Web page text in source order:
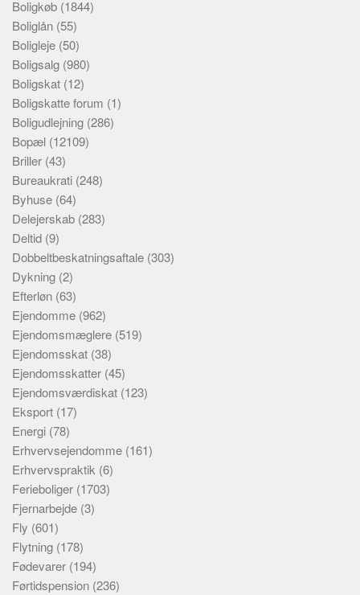
Boligkøb (1844)
Boliglån (55)
Boligleje (50)
Boligsalg (980)
Boligskat (12)
Boligskatte forum (1)
Boligudlejning (286)
Bopæl (12109)
Briller (43)
Bureaukrati (248)
Byhuse (64)
Delejerskab (283)
Deltid (9)
Dobbeltbeskatningsaftale (303)
Dykning (2)
Efterløn (63)
Ejendomme (962)
Ejendomsmæglere (519)
Ejendomsskat (38)
Ejendomsskatter (45)
Ejendomsværdiskat (123)
Eksport (17)
Energi (78)
Erhvervsejendomme (161)
Erhvervspraktik (6)
Ferieboliger (1703)
Fjernarbejde (3)
Fly (601)
Flytning (178)
Fødevarer (194)
Førtidspension (236)